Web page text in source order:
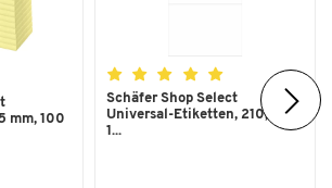
330 x H 160 mm
mm, 100
Schäfer Shop Select
Universal-Etiketten, 210,0 x
1...